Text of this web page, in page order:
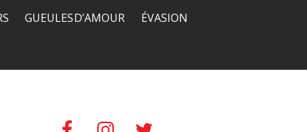
GUEULES D’AMOUR ÉVASION